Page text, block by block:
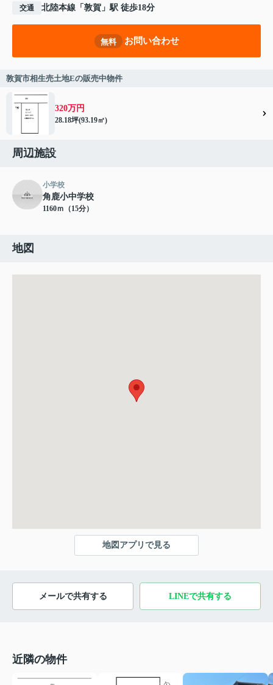
交通 北陸本線 「 敦賀 」駅 徒歩18分
無料 お問い合わせ
敦賀市相生売土地Eの販売中物件
320万円
28.18坪(93.19㎡)
周辺施設
小学校
角鹿小中学校
1160ｍ（15分）
地図
地図アプリで見る
メールで共有する LINEで共有する
近隣の物件